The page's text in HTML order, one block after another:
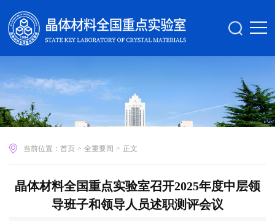
当前位置： 首页 > 全重要闻 > 正文
晶体材料全国重点实验室召开2025年度中层领
导班子和领导人员述职测评会议